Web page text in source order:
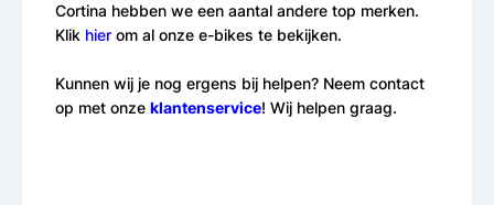
Cortina hebben we een aantal andere top merken.
Klik hier om al onze e-bikes te bekijken.
Kunnen wij je nog ergens bij helpen? Neem contact
op met onze klantenservice! Wij helpen graag.